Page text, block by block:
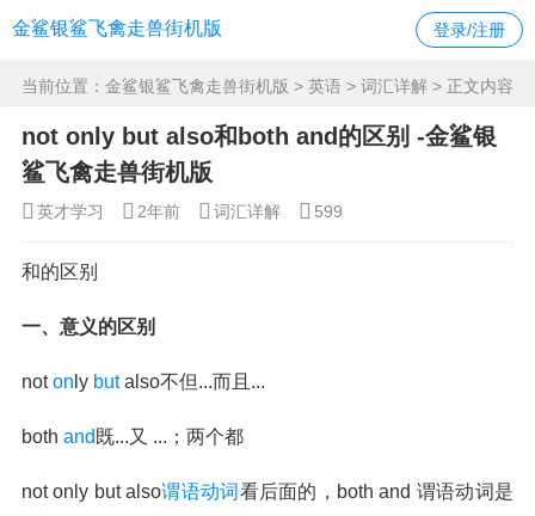
金鲨银鲨飞禽走兽街机版 登录/注册
当前位置： 金鲨银鲨飞禽走兽街机版 > 英语 > 词汇详解 > 正文内容
not only but also和both and的区别 -金鲨银
鲨飞禽走兽街机版
英才学习 2年前 词汇详解 599
和的区别
一、意义的区别
noton ly butalso不但...而且...
both and 既...又 ...；两个都
not only but also谓语动词看后面的，both and 谓语动词是